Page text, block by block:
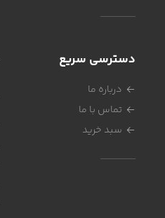
دسترسی سریع
درباره ما
تماس با ما
سبد خرید